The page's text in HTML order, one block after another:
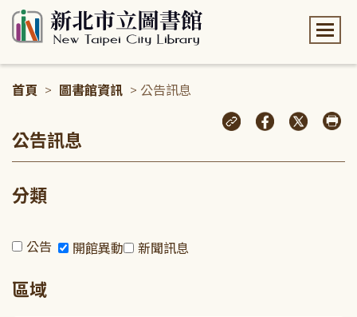
首頁 > 圖書館資訊 > 公告訊息
公告訊息
分類
公告 開館異動 新聞訊息
區域